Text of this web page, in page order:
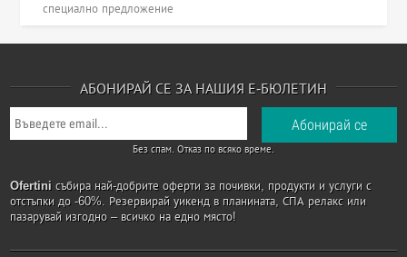
специално предложение
АБОНИРАЙ СЕ ЗА НАШИЯ Е-БЮЛЕТИН
Без спам. Отказ по всяко време.
Ofertini събира най-добрите оферти за почивки, продукти и услуги с
отстъпки до -60%. Резервирай уикенд в планината, СПА релакс или
пазарувай изгодно – всичко на едно място!